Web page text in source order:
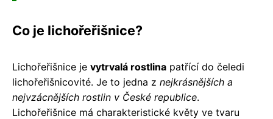
Co je lichořeřišnice?
Lichořeřišnice je vytrvalá rostlina patřící do čeledi
lichořeřišnicovité. Je to jedna z nejkrásnějších a
nejvzácnějších rostlin v České republice.
Lichořeřišnice má charakteristické květy ve tvaru